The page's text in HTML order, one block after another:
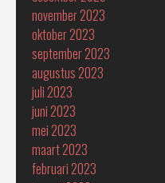
november 2023
oktober 2023
september 2023
augustus 2023
juli 2023
juni 2023
mei 2023
maart 2023
februari 2023